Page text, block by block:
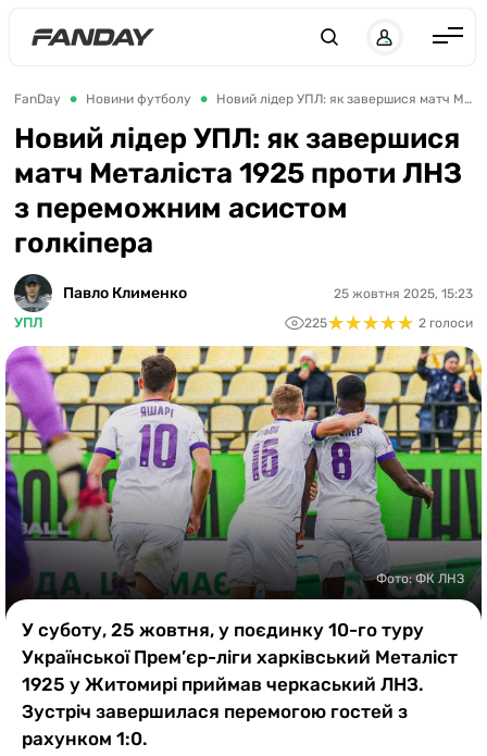
Англія
Іспанія
Німеччина
Італія
Україна
ЛЧ
ЛЕ
ЧЕ-2028
Букмекери
Казино
FanDay Новини футболу Новий лідер УПЛ: як завершися матч Металіста 1925 проти ЛНЗ з переможним асистом голкіпера
Новий лідер УПЛ: як завершися
матч Металіста 1925 проти ЛНЗ
з переможним асистом
голкіпера
Павло Клименко
УПЛ
25 жовтня 2025, 15:23
225★★★★★
★★★★★ 2 голоси
Фото: ФК ЛНЗ
У суботу, 25 жовтня, у поєдинку 10-го туру
Української Прем’єр-ліги харківський Металіст
1925 у Житомирі приймав черкаський ЛНЗ.
Зустріч завершилася перемогою гостей з
рахунком 1:0.